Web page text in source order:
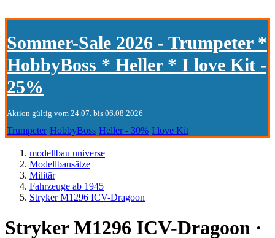
Sommer-Sale 2026 - Trumpeter *
HobbyBoss * Heller * I love Kit -
25%
Aktion gültig vom 24.07. bis 06.08.2026
Trumpeter HobbyBoss Heller - 30% I love Kit
modellbau universe
Modellbausätze
Militär
Fahrzeuge ab 1945
Stryker M1296 ICV-Dragoon
Stryker M1296 ICV-Dragoon ·